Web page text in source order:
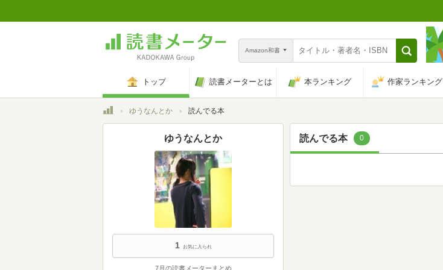
Amazon和書
トップ 読書メーターとは 本ランキング 作家ランキング
トップゆうなんとか 読んでる本
読んでる本 0
ゆうなんとか
1 お気に入られ
7月の読書メーターまとめ